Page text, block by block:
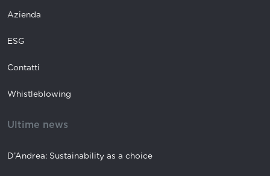
Azienda
ESG
Contatti
Whistleblowing
Ultime news
D’Andrea: Sustainability as a choice